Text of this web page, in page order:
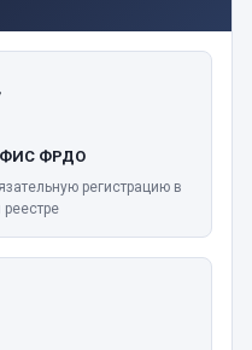
ФИС ФРДО
регистрацию в